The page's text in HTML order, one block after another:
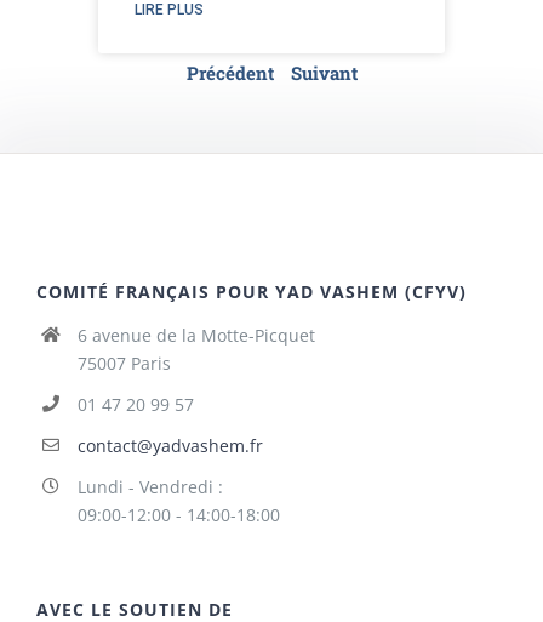
LIRE PLUS
Précédent Suivant
COMITÉ FRANÇAIS POUR YAD VASHEM (CFYV)
6 avenue de la Motte-Picquet
75007 Paris
01 47 20 99 57
contact@yadvashem.fr
Lundi - Vendredi :
09:00-12:00 - 14:00-18:00
AVEC LE SOUTIEN DE